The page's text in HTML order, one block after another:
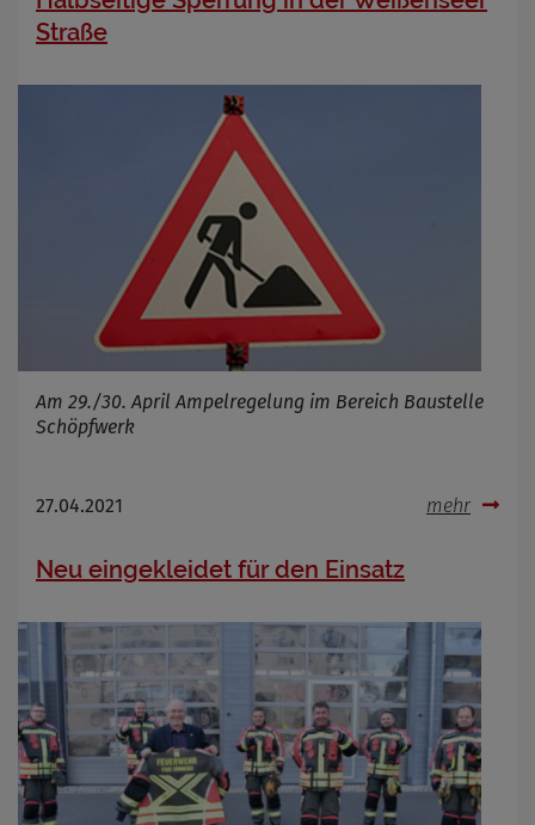
Straße
Am 29./30. April Ampelregelung im Bereich Baustelle
Schöpfwerk
27.04.2021 mehr
Neu eingekleidet für den Einsatz